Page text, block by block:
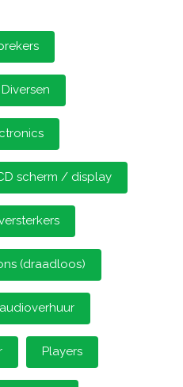
Diversen
scherm / display
(draadloos)
Players